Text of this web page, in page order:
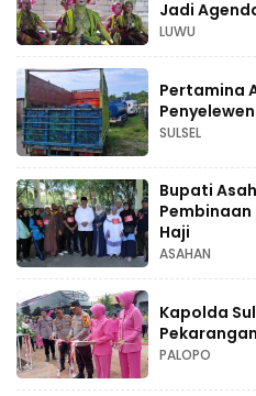
Jadi
LUWU
Pertamina
SULSEL
Bupati
Haji
ASAHAN
Kapolda
PALOPO